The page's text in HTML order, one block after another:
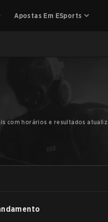
Apostas Em ESports
com horários e resultados